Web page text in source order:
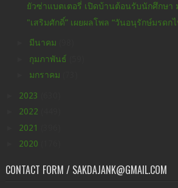
ยัวซ่าแบตเตอรี่ เปิดบ้านต้อนรับนักศึกษา
"เสริมศักดิ์” เผยผลโพล “วันอนุรักษ์มรดก
มีนาคม
กุมภาพันธ์
มกราคม
2023
2022
2021
2020
CONTACT FORM / SAKDAJANK@GMAIL.COM